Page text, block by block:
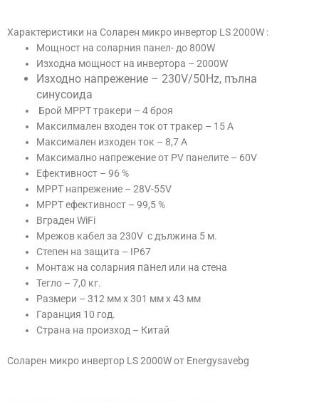
Характеристики на Соларен микро инвертор LS 2000W :
Мощност на соларния панел- до 800W
Изходна мощност на инвертора – 2000W
Изходно напрежение – 230V/50Hz, пълна
синусоида
Брой МРРТ тракери – 4 броя
Максилмален входен ток от тракер – 15 А
Максимален изходен ток – 8,7 А
Максимално напрежение от PV панелите – 60V
Ефективност – 96 %
МРРТ напрежение – 28V-55V
МРРТ ефективност – 99,5 %
Вграден WiFi
Мрежов кабел за 230V с дължина 5 м.
Степен на защита – IP67
Монтаж на соларния панел или на стена
Тегло – 7,0 кг.
Размери – 312 мм х 301 мм х 43 мм
Гаранция 10 год.
Страна на произход – Китай
Соларен микро инвертор LS 2000W от Energysavebg